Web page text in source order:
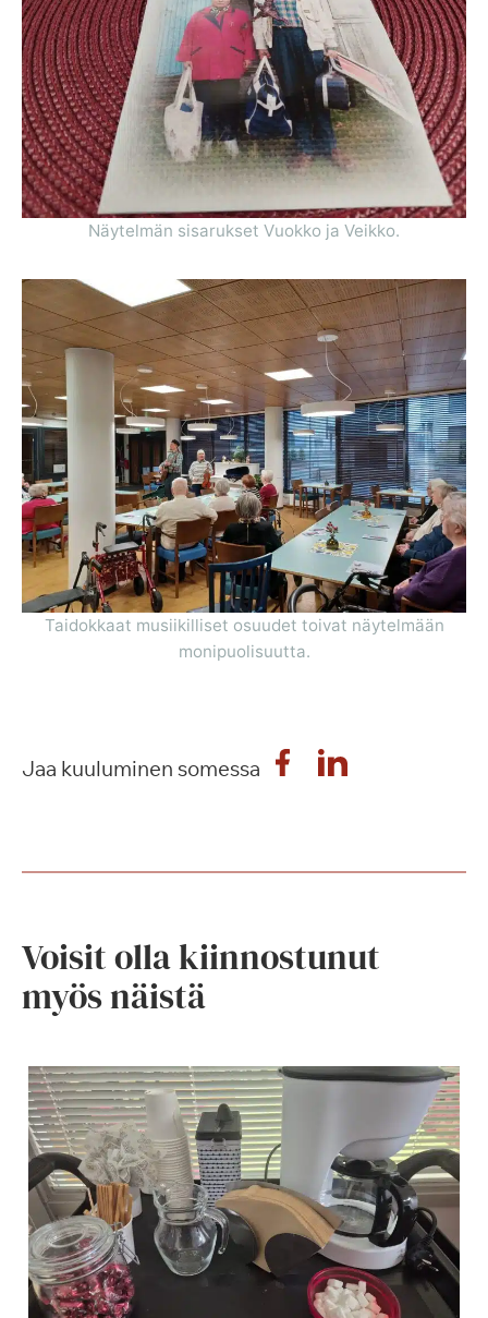
Näytelmän sisarukset Vuokko ja Veikko.
Taidokkaat musiikilliset osuudet toivat näytelmään
monipuolisuutta.
Jaa kuuluminen somessa
Voisit olla kiinnostunut
myös näistä